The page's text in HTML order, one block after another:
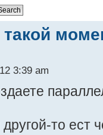
такой
3:39 am
то ест